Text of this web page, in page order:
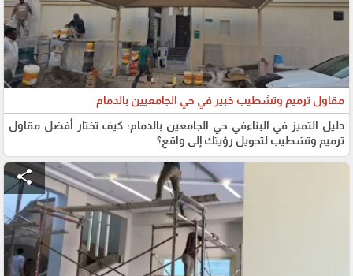
مقاول ترميم وتشطيب خبير في حي الجامعيين بالدمام
دليل التميز في البناءفي حي الجامعين بالدمام: كيف تختار أفضل مقاول
ترميم وتشطيب لتحويل رؤيتك إلى واقع؟
share